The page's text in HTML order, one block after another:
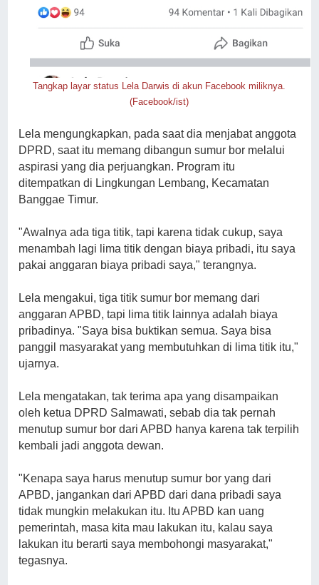
Tangkap layar status Lela Darwis di akun Facebook miliknya.
(Facebook/ist)
Lela mengungkapkan, pada saat dia menjabat anggota
DPRD, saat itu memang dibangun sumur bor melalui
aspirasi yang dia perjuangkan. Program itu
ditempatkan di Lingkungan Lembang, Kecamatan
Banggae Timur.
"Awalnya ada tiga titik, tapi karena tidak cukup, saya
menambah lagi lima titik dengan biaya pribadi, itu saya
pakai anggaran biaya pribadi saya," terangnya.
Lela mengakui, tiga titik sumur bor memang dari
anggaran APBD, tapi lima titik lainnya adalah biaya
pribadinya. "Saya bisa buktikan semua. Saya bisa
panggil masyarakat yang membutuhkan di lima titik itu,"
ujarnya.
Lela mengatakan, tak terima apa yang disampaikan
oleh ketua DPRD Salmawati, sebab dia tak pernah
menutup sumur bor dari APBD hanya karena tak terpilih
kembali jadi anggota dewan.
"Kenapa saya harus menutup sumur bor yang dari
APBD, jangankan dari APBD dari dana pribadi saya
tidak mungkin melakukan itu. Itu APBD kan uang
pemerintah, masa kita mau lakukan itu, kalau saya
lakukan itu berarti saya membohongi masyarakat,"
tegasnya.